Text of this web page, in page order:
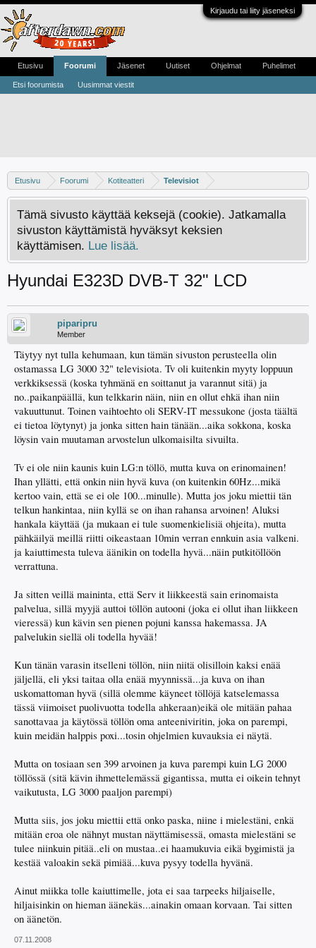
Kirjaudu tai liity jäseneksi
Etusivu Foorumi Kotiteatteri Televisiot
Tämä sivusto käyttää keksejä (cookie). Jatkamalla
sivuston käyttämistä hyväksyt keksien
käyttämisen. Lue lisää.
Hyundai E323D DVB-T 32" LCD
piparipru
Member
Täytyy nyt tulla kehumaan, kun tämän sivuston perusteella olin
ostamassa LG 3000 32" televisiota. Tv oli kuitenkin myyty loppuun
verkkiksessä (koska tyhmänä en soittanut ja varannut sitä) ja
no..paikanpäällä, kun telkkarin näin, niin en ollut ehkä ihan niin
vakuuttunut. Toinen vaihtoehto oli SERV-IT messukone (josta täältä
ei tietoa löytynyt) ja jonka sitten hain tänään...aika sokkona, koska
löysin vain muutaman arvostelun ulkomaisilta sivuilta.
Tv ei ole niin kaunis kuin LG:n töllö, mutta kuva on erinomainen!
Ihan yllätti, että onkin niin hyvä kuva (on kuitenkin 60Hz...mikä
kertoo vain, että se ei ole 100...minulle). Mutta jos joku miettii tän
telkun hankintaa, niin kyllä se on ihan rahansa arvoinen! Aluksi
hankala käyttää (ja mukaan ei tule suomenkielisiä ohjeita), mutta
pähkäilyä meillä riitti oikeastaan 10min verran ennkuin asia valkeni.
ja kaiuttimesta tuleva äänikin on todella hyvä...näin putkitöllöön
verrattuna.
Ja sitten veillä maininta, että Serv it liikkeestä sain erinomaista
palvelua, sillä myyjä auttoi töllön autooni (joka ei ollut ihan liikkeen
vieressä) kun kävin sen pienen pojuni kanssa hakemassa. JA
palvelukin siellä oli todella hyvää!
Kun tänän varasin itselleni töllön, niin niitä olisilloin kaksi enää
jäljellä, eli yksi taitaa olla enää myynnissä...ja kuva on ihan
uskomattoman hyvä (sillä olemme käyneet töllöjä katselemassa
tässä viimoiset puolivuotta todella ahkeraan)eikä ole mitään pahaa
sanottavaa ja käytössä töllön oma anteeniviritin, joka on parempi,
kuin meidän halppis poxi...tosin ohjelmien kuvauksia ei näytä.
Mutta on tosiaan sen 399 arvoinen ja kuva parempi kuin LG 2000
töllössä (sitä kävin ihmettelemässä gigantissa, mutta ei oikein tehnyt
vaikutusta, LG 3000 paaljon parempi)
Mutta siis, jos joku miettii että onko paska, niine i mielestäni, enkä
mitään eroa ole nähnyt mustan näyttämisessä, omasta mielestäni se
tulee niinkuin pitää..eli on mustaa..ei haamukuvia eikä bygimistä ja
kestää valoakin sekä pimiää...kuva pysyy todella hyvänä.
Ainut miikka tolle kaiuttimelle, jota ei saa tarpeeks hiljaiselle,
hiljaisinkin on hieman äänekäs...ainakin omaan korvaan. Tai sitten
on äänetön.
07.11.2008
Etusivu Foorumi
Etsi foorumista Uusimmat viestit
Jäsenet Uutiset Ohjelmat Puhelimet